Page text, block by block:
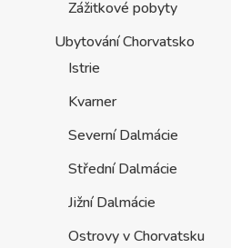
Zážitkové pobyty
Ubytování Chorvatsko
Istrie
Kvarner
Severní Dalmácie
Střední Dalmácie
Jižní Dalmácie
Ostrovy v Chorvatsku